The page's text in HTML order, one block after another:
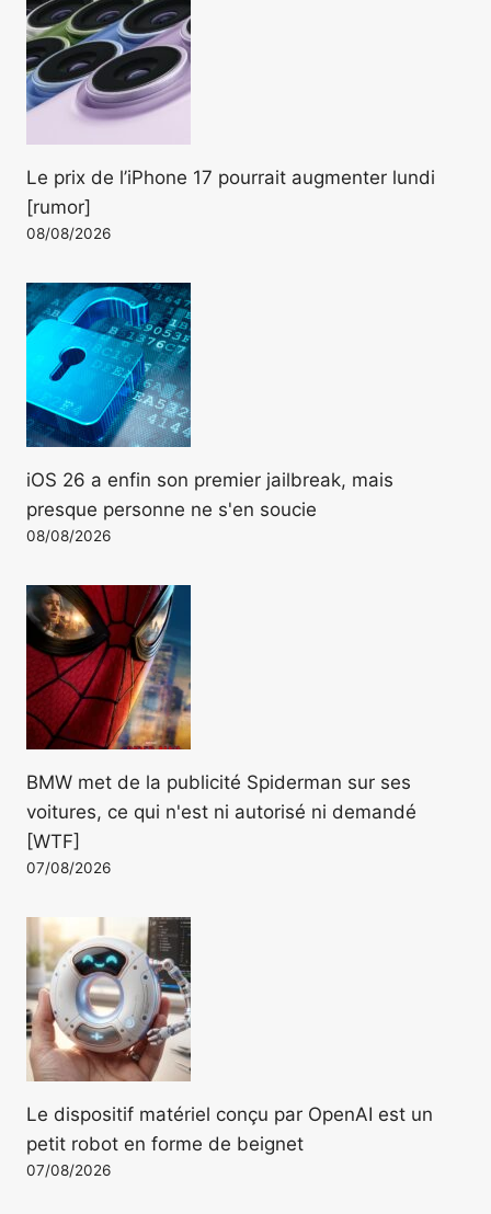
Le prix de l’iPhone 17 pourrait augmenter lundi
[rumor]
08/08/2026
iOS 26 a enfin son premier jailbreak, mais
presque personne ne s'en soucie
08/08/2026
BMW met de la publicité Spiderman sur ses
voitures, ce qui n'est ni autorisé ni demandé
[WTF]
07/08/2026
Le dispositif matériel conçu par OpenAI est un
petit robot en forme de beignet
07/08/2026